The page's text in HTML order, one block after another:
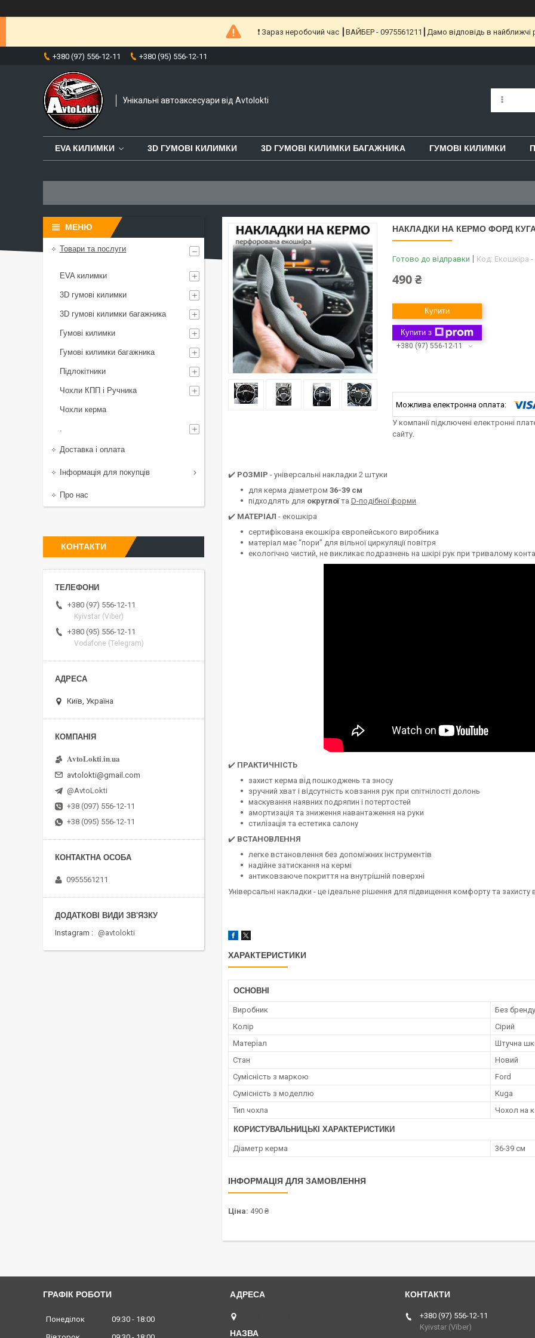
❗️ Зараз неробочий час ┃ВАЙБЕР - 0975561211┃Дамо відповідь в найближчі
+380 (97) 556-12-11 +380 (95) 556-12-11
Унікальні автоаксесуари від Avtolokti
EVA КИЛИМКИ 3D ГУМОВІ КИЛИМКИ 3D ГУМОВІ КИЛИМКИ БАГАЖНИКА ГУМОВІ КИЛИМКИ
НАКЛАДКИ НА КЕРМО ФОРД КУГА
Готово до відправки Код: Екошкіра -
490 ₴
Купити
Купити з
+380 (97) 556-12-11
У компанії підключені електронні
сайту.
✔️ РОЗМІР - універсальні накладки 2 штуки
для керма діаметром 36-39 см
підходлять для округлоїта D-подібної форми
✔️ МАТЕРІАЛ - екошкіра
сертифікована екошкіра європейського виробника
матеріал має “пори” для вільної циркуляції повітря
екологічно чистий, не викликає подразнень на шкірі рук при тривалому
✔️ ПРАКТИЧНІСТЬ
захист керма від пошкоджень та зносу
зручний хват і відсутність ковзання рук при спітнілості долонь
маскування наявних подряпин і потертостей
амортизація та зниження навантаження на руки
стилізація та естетика салону
✔️ ВСТАНОВЛЕННЯ
легке встановлення без допоміжних інструментів
надійне затискання на кермі
антиковзаюче покриття на внутрішній поверхні
Універсальні накладки - це ідеальне рішення для підвищення комфорту та
ХАРАКТЕРИСТИКИ
ОСНОВНІ
Виробник
Без бренду
Колір
Сірий
Матеріал
Штучна
Стан
Новий
Сумісність з маркою
Ford
Сумісність з моделлю
Kuga
Тип чохла
Чохол на
КОРИСТУВАЛЬНИЦЬКІ ХАРАКТЕРИСТИКИ
Діаметр керма 36-39 см
ІНФОРМАЦІЯ ДЛЯ ЗАМОВЛЕННЯ
Ціна: 490 ₴
Товари та послуги
EVA килимки
3D гумові килимки
3D гумові килимки багажника
Гумові килимки
Гумові килимки багажника
Підлокітники
Чохли КПП і Ручника
Чохли керма
.
Доставка і оплата
Інформація для покупців
Про нас
КОНТАКТИ
+380 (97) 556-12-11
Kyivstar (Viber)
+380 (95) 556-12-11
Vodafone (Telegram)
Київ, Україна
𝐀𝐯𝐭𝐨𝐋𝐨𝐤𝐭𝐢.𝐢𝐧.𝐮𝐚
avtolokti@gmail.com
@AvtoLokti
+38 (097) 556-12-11
+38 (095) 556-12-11
0955561211
Instagram @avtolokti
ГРАФІК РОБОТИ
Понеділок 09:30
18:00
+380 (97) 556-12-11
Kyivstar (Viber)